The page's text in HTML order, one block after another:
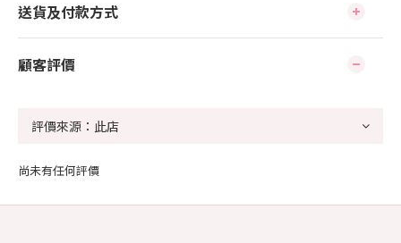
送貨及付款方式
顧客評價
尚未有任何評價